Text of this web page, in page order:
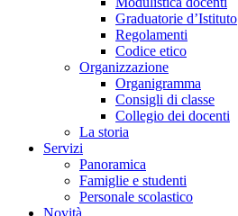
Graduatorie d’Istituto
Regolamenti
Codice etico
Organizzazione
Organigramma
Consigli di classe
Collegio dei docenti
La storia
Servizi
Panoramica
Famiglie e studenti
Personale scolastico
Novità